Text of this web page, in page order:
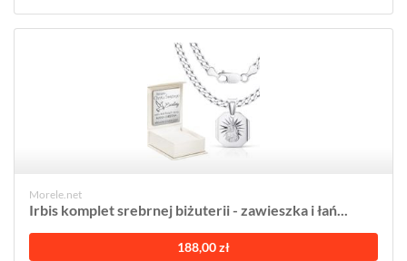
Morele.net
Irbis komplet srebrnej biżuterii - zawieszka i łań...
188,00 zł